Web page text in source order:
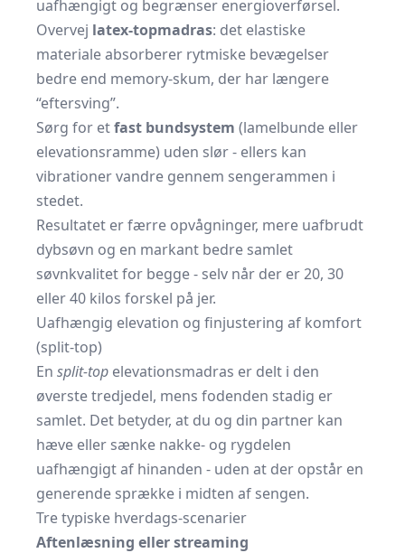
uafhængigt og begrænser energioverførsel.
Overvej latex-topmadras: det elastiske
materiale absorberer rytmiske bevægelser
bedre end memory-skum, der har længere
“eftersving”.
Sørg for etfast bundsystem (lamelbunde eller
elevationsramme) uden slør - ellers kan
vibrationer vandre gennem sengerammen i
stedet.
Resultatet er færre opvågninger, mere uafbrudt
dybsøvn og en markant bedre samlet
søvnkvalitet for begge - selv når der er 20, 30
eller 40 kilos forskel på jer.
Uafhængig elevation og finjustering af komfort
(split-top)
En split-top elevationsmadras er delt i den
øverste tredjedel, mens fodenden stadig er
samlet. Det betyder, at du og din partner kan
hæve eller sænke nakke- og rygdelen
uafhængigt af hinanden - uden at der opstår en
generende sprække i midten af sengen.
Tre typiske hverdags-scenarier
Aftenlæsning eller streaming